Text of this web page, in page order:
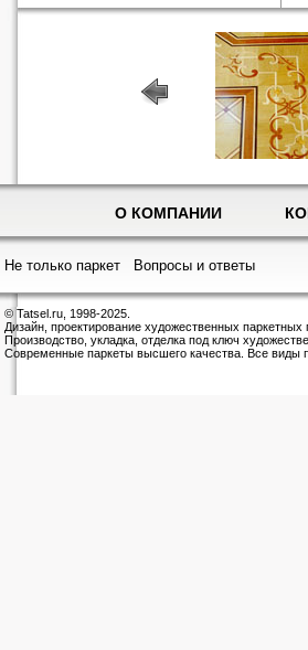
О КОМПАНИИ
Не только паркет Вопросы и ответы
© Tatsel.ru, 1998-2025.
Дизайн, проектирование художественных
Производство, укладка, отделка под ключ
Современные паркеты высшего качества. Все виды